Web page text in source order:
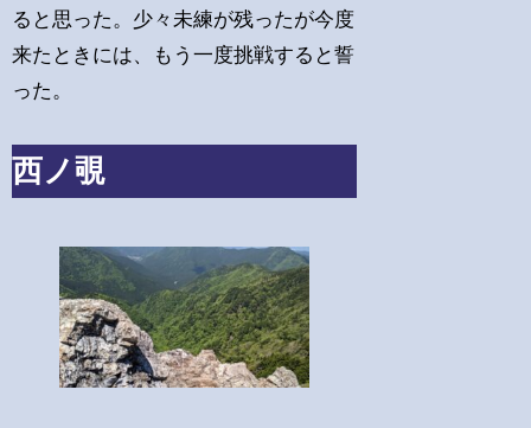
ると思った。少々未練が残ったが今度
来たときには、もう一度挑戦すると誓
った。
西ノ覗